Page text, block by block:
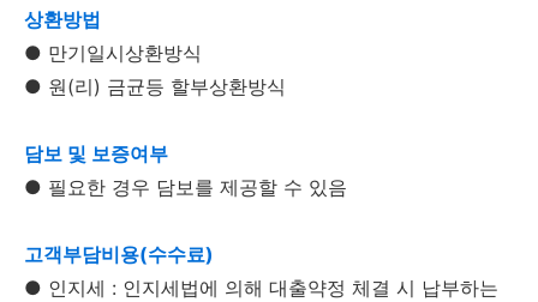
상환방법
● 만기일시상환방식
● 원(리) 금균등 할부상환방식
담보 및 보증여부
● 필요한 경우 담보를 제공할 수 있음
고객부담비용(수수료)
● 인지세 : 인지세법에 의해 대출약정 체결 시 납부하는